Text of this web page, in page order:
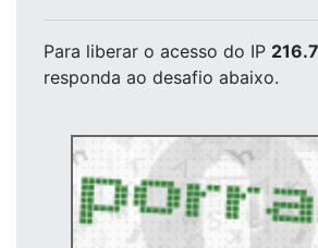
Para liberar o acesso do IP
responda ao desafio abaixo.